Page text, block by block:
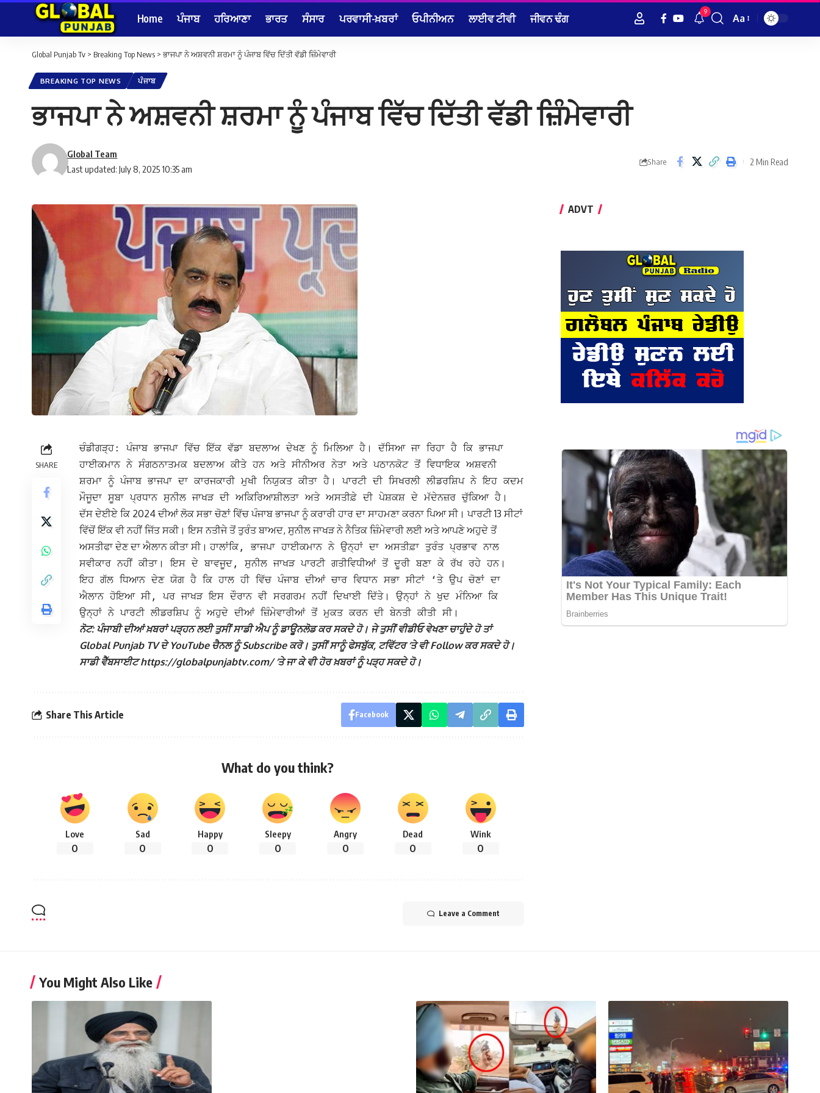
Home ਪੰਜਾਬ ਹਰਿਆਣਾ ਭਾਰਤ ਸੰਸਾਰ ਪਰਵਾਸੀ-ਖ਼ਬਰਾਂ ਓਪੀਨੀਅਨ ਲਾਈਵ ਟੀਵੀ ਜੀਵਨ ਢੰਗ 9
Font
Aa
Global Punjab Tv > Breaking Top News > ਭਾਜਪਾ ਨੇ ਅਸ਼ਵਨੀ ਸ਼ਰਮਾ ਨੂੰ ਪੰਜਾਬ ਵਿੱਚ ਦਿੱਤੀ ਵੱਡੀ ਜ਼ਿੰਮੇਵਾਰੀ
BREAKING TOP NEWS ਪੰਜਾਬ
ਭਾਜਪਾ ਨੇ ਅਸ਼ਵਨੀ ਸ਼ਰਮਾ ਨੂੰ ਪੰਜਾਬ ਵਿੱਚ ਦਿੱਤੀ ਵੱਡੀ ਜ਼ਿੰਮੇਵਾਰੀ
Last updated: July 8, 2025 10:35 am
Global Team
Share 2 Min Read
SHARE
ਚੰਡੀਗੜ੍ਹ: ਪੰਜਾਬ ਭਾਜਪਾ ਵਿੱਚ ਇੱਕ ਵੱਡਾ ਬਦਲਾਅ ਦੇਖਣ ਨੂੰ ਮਿਲਿਆ ਹੈ। ਦੱਸਿਆ ਜਾ ਰਿਹਾ ਹੈ ਕਿ ਭਾਜਪਾ
ਹਾਈਕਮਾਨ ਨੇ ਸੰਗਠਨਾਤਮਕ ਬਦਲਾਅ ਕੀਤੇ ਹਨ ਅਤੇ ਸੀਨੀਅਰ ਨੇਤਾ ਅਤੇ ਪਠਾਨਕੋਟ ਤੋਂ ਵਿਧਾਇਕ ਅਸ਼ਵਨੀ
ਸ਼ਰਮਾ ਨੂੰ ਪੰਜਾਬ ਭਾਜਪਾ ਦਾ ਕਾਰਜਕਾਰੀ ਮੁਖੀ ਨਿਯੁਕਤ ਕੀਤਾ ਹੈ।ਪਾਰਟੀ ਦੀ ਸਿਖਰਲੀ ਲੀਡਰਸ਼ਿਪ ਨੇ ਇਹ ਕਦਮ
ਮੌਜੂਦਾ ਸੂਬਾ ਪ੍ਰਧਾਨ ਸੁਨੀਲ ਜਾਖੜ ਦੀ ਅਕਿਰਿਆਸ਼ੀਲਤਾ ਅਤੇ ਅਸਤੀਫ਼ੇ ਦੀ ਪੇਸ਼ਕਸ਼ ਦੇ ਮੱਦੇਨਜ਼ਰ ਚੁੱਕਿਆ ਹੈ।
ਦੱਸ ਦੇਈਏ ਕਿ 2024 ਦੀਆਂ ਲੋਕ ਸਭਾ ਚੋਣਾਂ ਵਿੱਚ ਪੰਜਾਬ ਭਾਜਪਾ ਨੂੰ ਕਰਾਰੀ ਹਾਰ ਦਾ ਸਾਹਮਣਾ ਕਰਨਾ ਪਿਆ ਸੀ। ਪਾਰਟੀ 13 ਸੀਟਾਂ
ਵਿੱਚੋਂ ਇੱਕ ਵੀ ਨਹੀਂ ਜਿੱਤ ਸਕੀ। ਇਸ ਨਤੀਜੇ ਤੋਂ ਤੁਰੰਤ ਬਾਅਦ, ਸੁਨੀਲ ਜਾਖੜ ਨੇ ਨੈਤਿਕ ਜ਼ਿੰਮੇਵਾਰੀ ਲਈ ਅਤੇ ਆਪਣੇ ਅਹੁਦੇ ਤੋਂ
ਅਸਤੀਫਾ ਦੇਣ ਦਾ ਐਲਾਨ ਕੀਤਾ ਸੀ।ਹਾਲਾਂਕਿ, ਭਾਜਪਾ ਹਾਈਕਮਾਨ ਨੇ ਉਨ੍ਹਾਂ ਦਾ ਅਸਤੀਫ਼ਾ ਤੁਰੰਤ ਪ੍ਰਭਾਵ ਨਾਲ
ਸਵੀਕਾਰ ਨਹੀਂ ਕੀਤਾ। ਇਸ ਦੇ ਬਾਵਜੂਦ, ਸੁਨੀਲ ਜਾਖੜ ਪਾਰਟੀ ਗਤੀਵਿਧੀਆਂ ਤੋਂ ਦੂਰੀ ਬਣਾ ਕੇ ਰੱਖ ਰਹੇ ਹਨ।
ਇਹ ਗੱਲ ਧਿਆਨ ਦੇਣ ਯੋਗ ਹੈ ਕਿ ਹਾਲ ਹੀ ਵਿੱਚ ਪੰਜਾਬ ਦੀਆਂ ਚਾਰ ਵਿਧਾਨ ਸਭਾ ਸੀਟਾਂ ‘ਤੇ ਉਪ ਚੋਣਾਂ ਦਾ
ਐਲਾਨ ਹੋਇਆ ਸੀ, ਪਰ ਜਾਖੜ ਇਸ ਦੌਰਾਨ ਵੀ ਸਰਗਰਮ ਨਹੀਂ ਦਿਖਾਈ ਦਿੱਤੇ। ਉਨ੍ਹਾਂ ਨੇ ਖੁਦ ਮੰਨਿਆ ਕਿ
ਉਨ੍ਹਾਂ ਨੇ ਪਾਰਟੀ ਲੀਡਰਸ਼ਿਪ ਨੂੰ ਅਹੁਦੇ ਦੀਆਂ ਜ਼ਿੰਮੇਵਾਰੀਆਂ ਤੋਂ ਮੁਕਤ ਕਰਨ ਦੀ ਬੇਨਤੀ ਕੀਤੀ ਸੀ।
ਨੋਟ: ਪੰਜਾਬੀ ਦੀਆਂ ਖ਼ਬਰਾਂ ਪੜ੍ਹਨ ਲਈ ਤੁਸੀਂ ਸਾਡੀ ਐਪ ਨੂੰ ਡਾਊਨਲੋਡ ਕਰ ਸਕਦੇ ਹੋ। ਜੇ ਤੁਸੀਂ ਵੀਡੀਓ ਵੇਖਣਾ ਚਾਹੁੰਦੇ ਹੋ ਤਾਂ
Global Punjab TV ਦੇ YouTube ਚੈਨਲ ਨੂੰ Subscribe ਕਰੋ। ਤੁਸੀਂ ਸਾਨੂੰ ਫੇਸਬੁੱਕ, ਟਵਿੱਟਰ ‘ਤੇ ਵੀ Follow ਕਰ ਸਕਦੇ ਹੋ।
ਸਾਡੀ ਵੈੱਬਸਾਈਟ https://globalpunjabtv.com/ ‘ਤੇ ਜਾ ਕੇ ਵੀ ਹੋਰ ਖ਼ਬਰਾਂ ਨੂੰ ਪੜ੍ਹ ਸਕਦੇ ਹੋ।
Share This Article Facebook
What do you think?
Love
0
Sad
0
Happy
0
Sleepy
0
Angry
0
Dead
0
Wink
0
Leave a Comment
ADVT
You Might Also Like